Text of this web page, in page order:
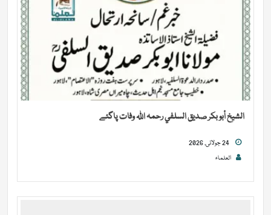
الشيخ أبو بكر صديق السلفي رحمہ اللہ وفات پاگئے
العلماء